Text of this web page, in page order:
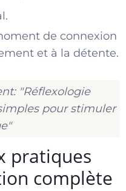
de connexion
et à la détente.
"Réflexologie
pour stimuler
pratiques
complète